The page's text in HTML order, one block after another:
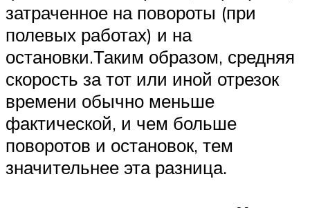
затраченное на повороты (при
полевых работах) и на
остановки.Таким образом, средняя
скорость за тот или иной отрезок
времени обычно меньше
фактической, и чем больше
поворотов и остановок, тем
значительнее эта разница.